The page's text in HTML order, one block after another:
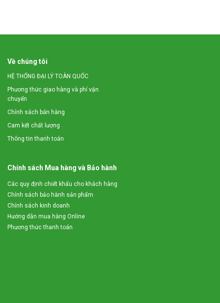
Về chúng tôi
HỆ THỐNG ĐẠI LÝ TOÀN QUỐC
Phương thức giao hàng và phí vận
chuyển
Chính sách bán hàng
Cam kết chất lượng
Thông tin thanh toán
Chính sách Mua hàng và Bảo hành
Các quy định chiết khấu cho khách hàng
Chính sách bảo hành sản phẩm
Chính sách kinh doanh
Hướng dẫn mua hàng Online
Phương thức thanh toán